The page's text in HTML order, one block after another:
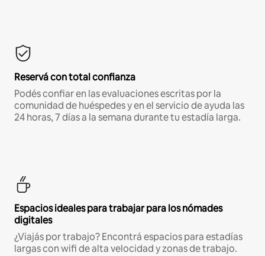
Reservá con total confianza
Podés confiar en las evaluaciones escritas por la
comunidad de huéspedes y en el servicio de ayuda las
24 horas, 7 días a la semana durante tu estadía larga.
Espacios ideales para trabajar para los nómades
digitales
¿Viajás por trabajo? Encontrá espacios para estadías
largas con wifi de alta velocidad y zonas de trabajo.